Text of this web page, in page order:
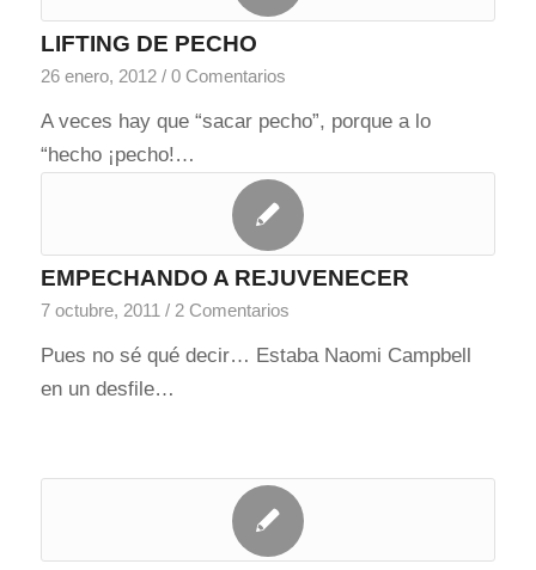
LIFTING DE PECHO
26 enero, 2012 / 0 Comentarios
A veces hay que “sacar pecho”, porque a lo
“hecho ¡pecho!…
EMPECHANDO A REJUVENECER
7 octubre, 2011 / 2 Comentarios
Pues no sé qué decir… Estaba Naomi Campbell
en un desfile…